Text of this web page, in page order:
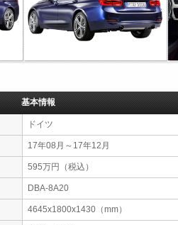
基本情報
ドイツ
17年08月～17年12月
595万円（税込）
DBA-8A20
4645x1800x1430（mm）